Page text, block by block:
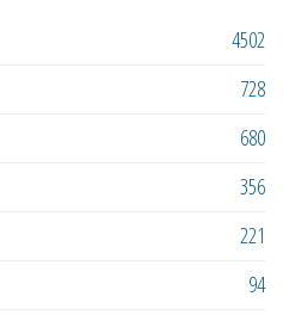
4502
728
680
356
221
94